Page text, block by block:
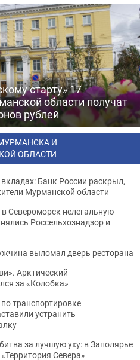
старту» 17
области получат
рублей
И
ОБЛАСТИ
Банк России раскрыл,
Мурманской области
Североморск нелегальную
Россельхознадзор и
выломал дверь ресторана
Арктический
за «Колобка»
транспортировке
устранить
за лучшую уху: в Заполярье
Севера»